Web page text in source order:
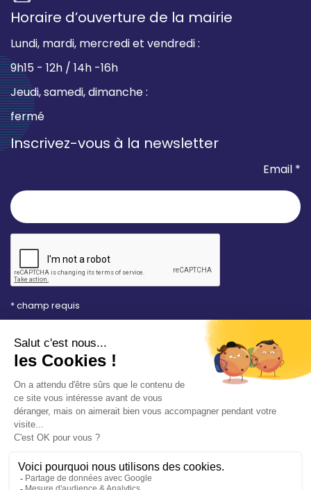
Horaire d’ouverture de la mairie
Lundi, mardi, mercredi et vendredi :
9h15 - 12h / 14h -16h
Jeudi, samedi, dimanche :
fermé
Inscrivez-vous à la newsletter
Email *
* champ requis
vous envoyer les lettres d'information de la Mairie de
Saint-Aubin-sur-Mer. Vous pouvez à tout moment
utiliser le lien de désabonnement intégré dans la
newsletter. Consultez notre
confidentialitépour en savoir plus.